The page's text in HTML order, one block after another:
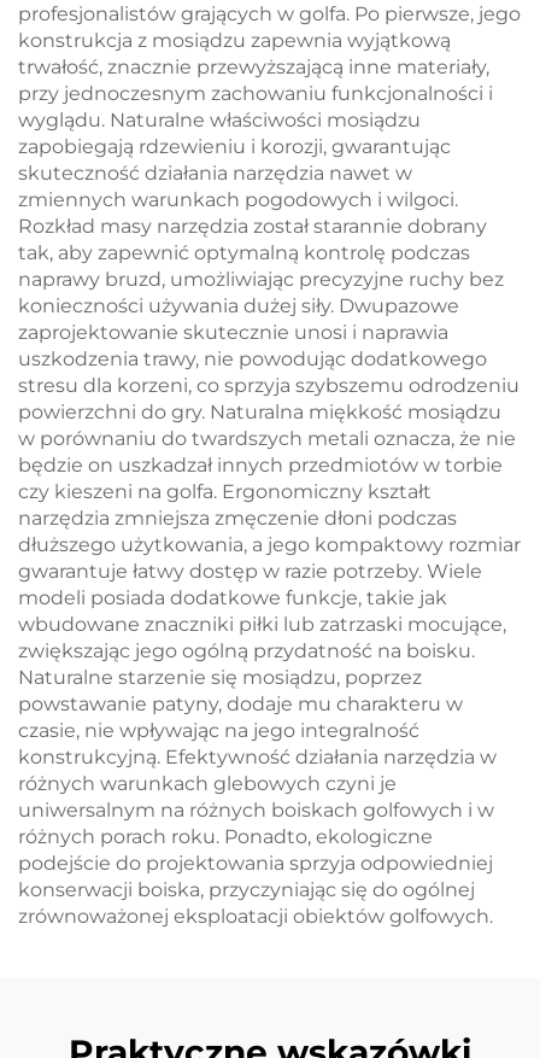
profesjonalistów grających w golfa. Po pierwsze, jego
konstrukcja z mosiądzu zapewnia wyjątkową
trwałość, znacznie przewyższającą inne materiały,
przy jednoczesnym zachowaniu funkcjonalności i
wyglądu. Naturalne właściwości mosiądzu
zapobiegają rdzewieniu i korozji, gwarantując
skuteczność działania narzędzia nawet w
zmiennych warunkach pogodowych i wilgoci.
Rozkład masy narzędzia został starannie dobrany
tak, aby zapewnić optymalną kontrolę podczas
naprawy bruzd, umożliwiając precyzyjne ruchy bez
konieczności używania dużej siły. Dwupazowe
zaprojektowanie skutecznie unosi i naprawia
uszkodzenia trawy, nie powodując dodatkowego
stresu dla korzeni, co sprzyja szybszemu odrodzeniu
powierzchni do gry. Naturalna miękkość mosiądzu
w porównaniu do twardszych metali oznacza, że nie
będzie on uszkadzał innych przedmiotów w torbie
czy kieszeni na golfa. Ergonomiczny kształt
narzędzia zmniejsza zmęczenie dłoni podczas
dłuższego użytkowania, a jego kompaktowy rozmiar
gwarantuje łatwy dostęp w razie potrzeby. Wiele
modeli posiada dodatkowe funkcje, takie jak
wbudowane znaczniki piłki lub zatrzaski mocujące,
zwiększając jego ogólną przydatność na boisku.
Naturalne starzenie się mosiądzu, poprzez
powstawanie patyny, dodaje mu charakteru w
czasie, nie wpływając na jego integralność
konstrukcyjną. Efektywność działania narzędzia w
różnych warunkach glebowych czyni je
uniwersalnym na różnych boiskach golfowych i w
różnych porach roku. Ponadto, ekologiczne
podejście do projektowania sprzyja odpowiedniej
konserwacji boiska, przyczyniając się do ogólnej
zrównoważonej eksploatacji obiektów golfowych.